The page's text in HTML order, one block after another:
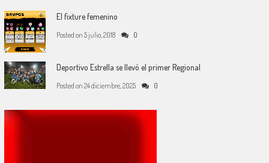
El fixture femenino
Posted on 5 julio, 2018 0
Deportivo Estrella se llevó el primer Regional
Posted on 24 diciembre, 2025 0